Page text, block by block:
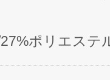
ポリエステ